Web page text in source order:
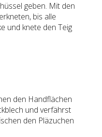
geben. Mit den
bis alle
und knete den Teig
den Handflächen
und verfährst
den Pläzuchen